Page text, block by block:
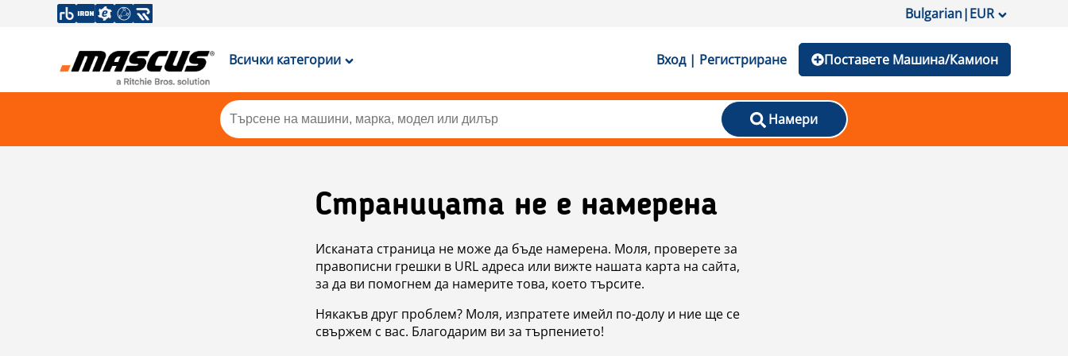
Bulgarian|EUR
Всички категории Вход | Регистриране Поставете Машина/Камион
Намери
Страницата не е намерена
Исканата страница не може да бъде намерена. Моля, проверете за
правописни грешки в URL адреса или вижте нашата карта на сайта,
за да ви помогнем да намерите това, което търсите.
Някакъв друг проблем? Моля, изпратете имейл по-долу и ние ще се
свържем с вас. Благодарим ви за търпението!